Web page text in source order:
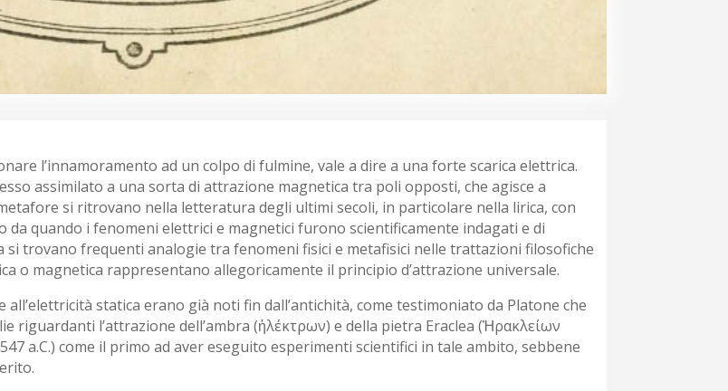
l’innamoramento ad un colpo di fulmine, vale a dire a una forte scarica elettrica.
assimilato a una sorta di attrazione magnetica tra poli opposti, che agisce a
si ritrovano nella letteratura degli ultimi secoli, in particolare nella lirica, con
da quando i fenomeni elettrici e magnetici furono scientificamente indagati e di
si trovano frequenti analogie tra fenomeni fisici e metafisici nelle trattazioni filosofiche
o magnetica rappresentano allegoricamente il principio d’attrazione universale.
statica erano già noti fin dall’antichità, come testimoniato da Platone che
riguardanti l’attrazione dell’ambra (ἠλέκτρων) e della pietra Eraclea (Ἡρακλείων
a.C.) come il primo ad aver eseguito esperimenti scientifici in tale ambito, sebbene